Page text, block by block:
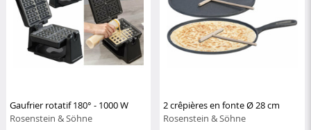
Gaufrier rotatif 180° - 1000 W
Rosenstein & Söhne
2 crêpières en fonte Ø 28 cm
Rosenstein & Söhne